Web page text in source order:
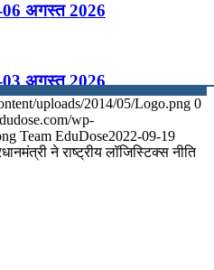
अगस्त 2026
अगस्त 2026
जुलाई 2026
uploads/2014/05/Logo.png 0
wp-
Team EduDose2022-09-19
ने राष्ट्रीय लॉजिस्टिक्स नीति